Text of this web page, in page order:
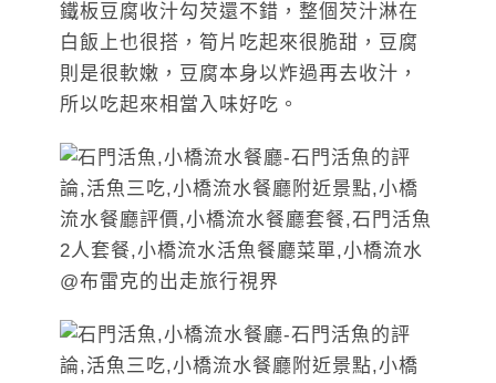
鐵板豆腐收汁勾芡還不錯，整個芡汁淋在
白飯上也很搭，筍片吃起來很脆甜，豆腐
則是很軟嫩，豆腐本身以炸過再去收汁，
所以吃起來相當入味好吃。